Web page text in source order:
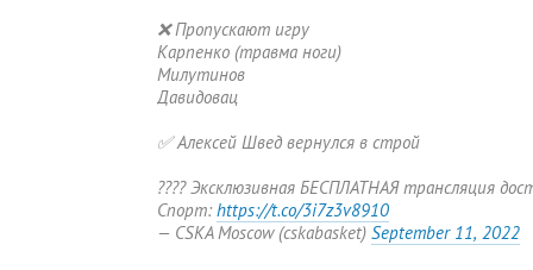
❌ Пропускают игру
Карпенко (травма ноги)
Милутинов
Давидовац
✅ Алексей Швед вернулся в строй
???? Эксклюзивная БЕСПЛАТНАЯ трансляция
Спорт: https://t.co/3i7z3v8910
— CSKA Moscow (cskabasket) September 11, 2022